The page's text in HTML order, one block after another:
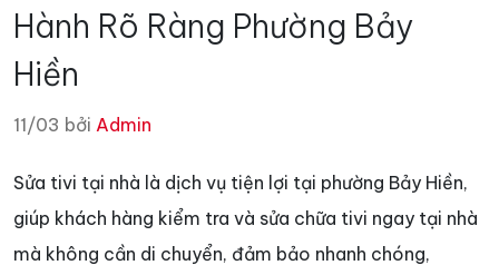
Hành Rõ Ràng Phường Bảy
Hiền
11/03 bởi Admin
Sửa tivi tại nhà là dịch vụ tiện lợi tại phường Bảy Hiền,
giúp khách hàng kiểm tra và sửa chữa tivi ngay tại nhà
mà không cần di chuyển, đảm bảo nhanh chóng,